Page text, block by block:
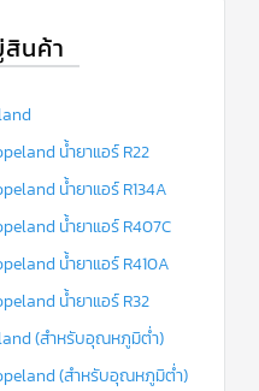
นค้า
น้ำยาแอร์ R22
น้ำยาแอร์ R134A
น้ำยาแอร์ R407C
น้ำยาแอร์ R410A
น้ำยาแอร์ R32
(สำหรับอุณหภูมิต่ำ)
(สำหรับอุณหภูมิต่ำ)